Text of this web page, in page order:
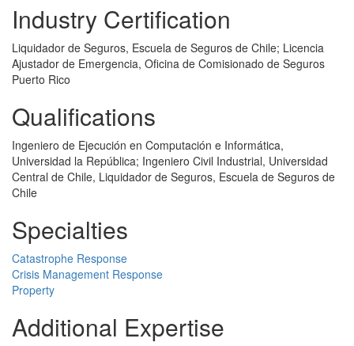
Industry Certification
Liquidador de Seguros, Escuela de Seguros de Chile; Licencia
Ajustador de Emergencia, Oficina de Comisionado de Seguros
Puerto Rico
Qualifications
Ingeniero de Ejecución en Computación e Informática,
Universidad la República; Ingeniero Civil Industrial, Universidad
Central de Chile, Liquidador de Seguros, Escuela de Seguros de
Chile
Specialties
Catastrophe Response
Crisis Management Response
Property
Additional Expertise